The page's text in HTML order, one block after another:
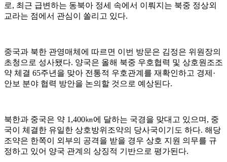
로, 최근 급변하는 동북아 정세 속에서 이뤄지는 북중 정상외
교라는 점에서 관심이 쏠리고 있다.
중국과 북한 관영매체에 따르면 이번 방문은 김정은 위원장의
초청으로 성사됐다. 양국은 올해 북중 우호협력 및 상호원조조
약 체결 65주년을 맞아 전통적 우호관계를 재확인하고 경제·
안보 분야 협력 방안을 논의할 것으로 예상된다.
북한과 중국은 약 1,400㎞에 달하는 국경을 맞대고 있으며, 중
국이 체결한 유일한 상호방위조약의 당사국이기도 하다. 해당
조약은 한쪽이 외부의 공격을 받을 경우 상호 지원 의무를 규
정하고 있어 양국 관계의 상징적 기반으로 평가된다.